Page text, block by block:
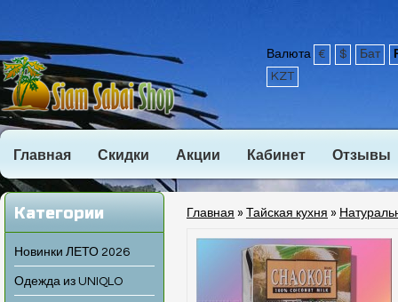
Валюта € $ Бат
KZT
Главная Скидки Акции Кабинет Отзывы
Категории
Новинки ЛЕТО 2026
Одежда из UNIQLO
Главная » Тайская кухня »